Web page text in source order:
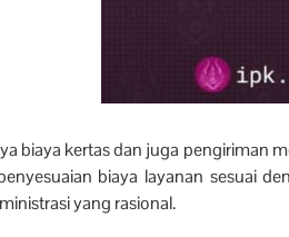
biaya kertas dan juga pengiriman
biaya layanan sesuai
yang rasional.